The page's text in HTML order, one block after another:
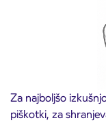
Za najboljšo
piškotki, za
3. 8. 2026
Obvestilo o